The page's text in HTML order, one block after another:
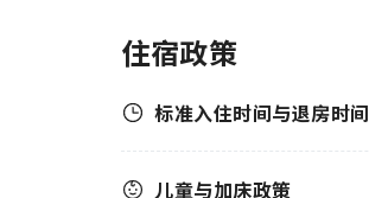
住宿政策
标准入住时间与退房时间
儿童与加床政策